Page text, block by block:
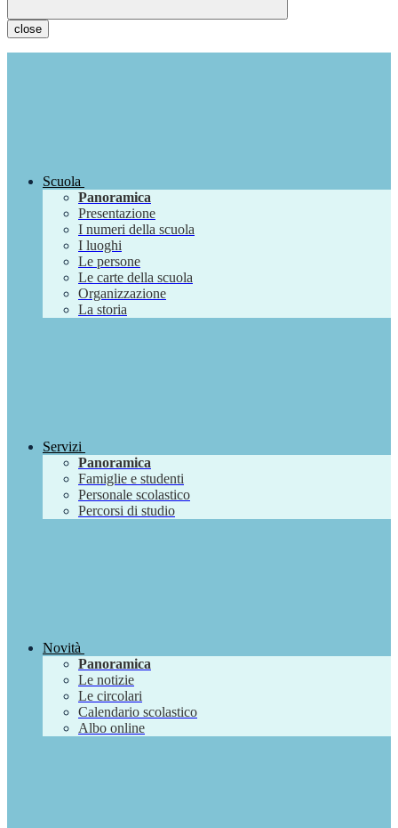
close
Scuola
Panoramica
Presentazione
I numeri della scuola
I luoghi
Le persone
Le carte della scuola
Organizzazione
La storia
Servizi
Panoramica
Famiglie e studenti
Personale scolastico
Percorsi di studio
Novità
Panoramica
Le notizie
Le circolari
Calendario scolastico
Albo online